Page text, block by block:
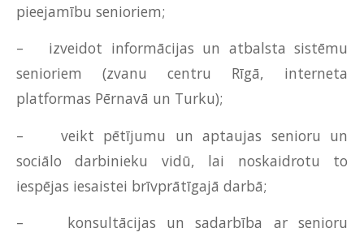
pieejamību senioriem;
– izveidot informācijas un atbalsta sistēmu
senioriem (zvanu centru Rīgā, interneta
platformas Pērnavā un Turku);
– veikt pētījumu un aptaujas senioru un
sociālo darbinieku vidū, lai noskaidrotu to
iespējas iesaistei brīvprātīgajā darbā;
– konsultācijas un sadarbība ar senioru